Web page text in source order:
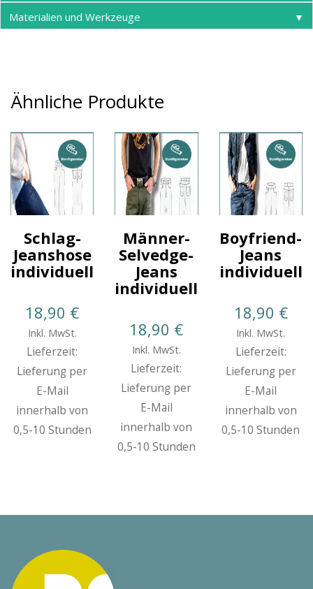
Materialien und Werkzeuge
▼
Ähnliche Produkte
Schlag-
Jeanshose
individuell
18,90 €
Inkl. MwSt.
Lieferzeit:
Lieferung per
E-Mail
innerhalb von
0,5-10 Stunden
Männer-
Selvedge-
Jeans
individuell
18,90 €
Inkl. MwSt.
Lieferzeit:
Lieferung per
E-Mail
innerhalb von
0,5-10 Stunden
Boyfriend-
Jeans
individuell
18,90 €
Inkl. MwSt.
Lieferzeit:
Lieferung per
E-Mail
innerhalb von
0,5-10 Stunden